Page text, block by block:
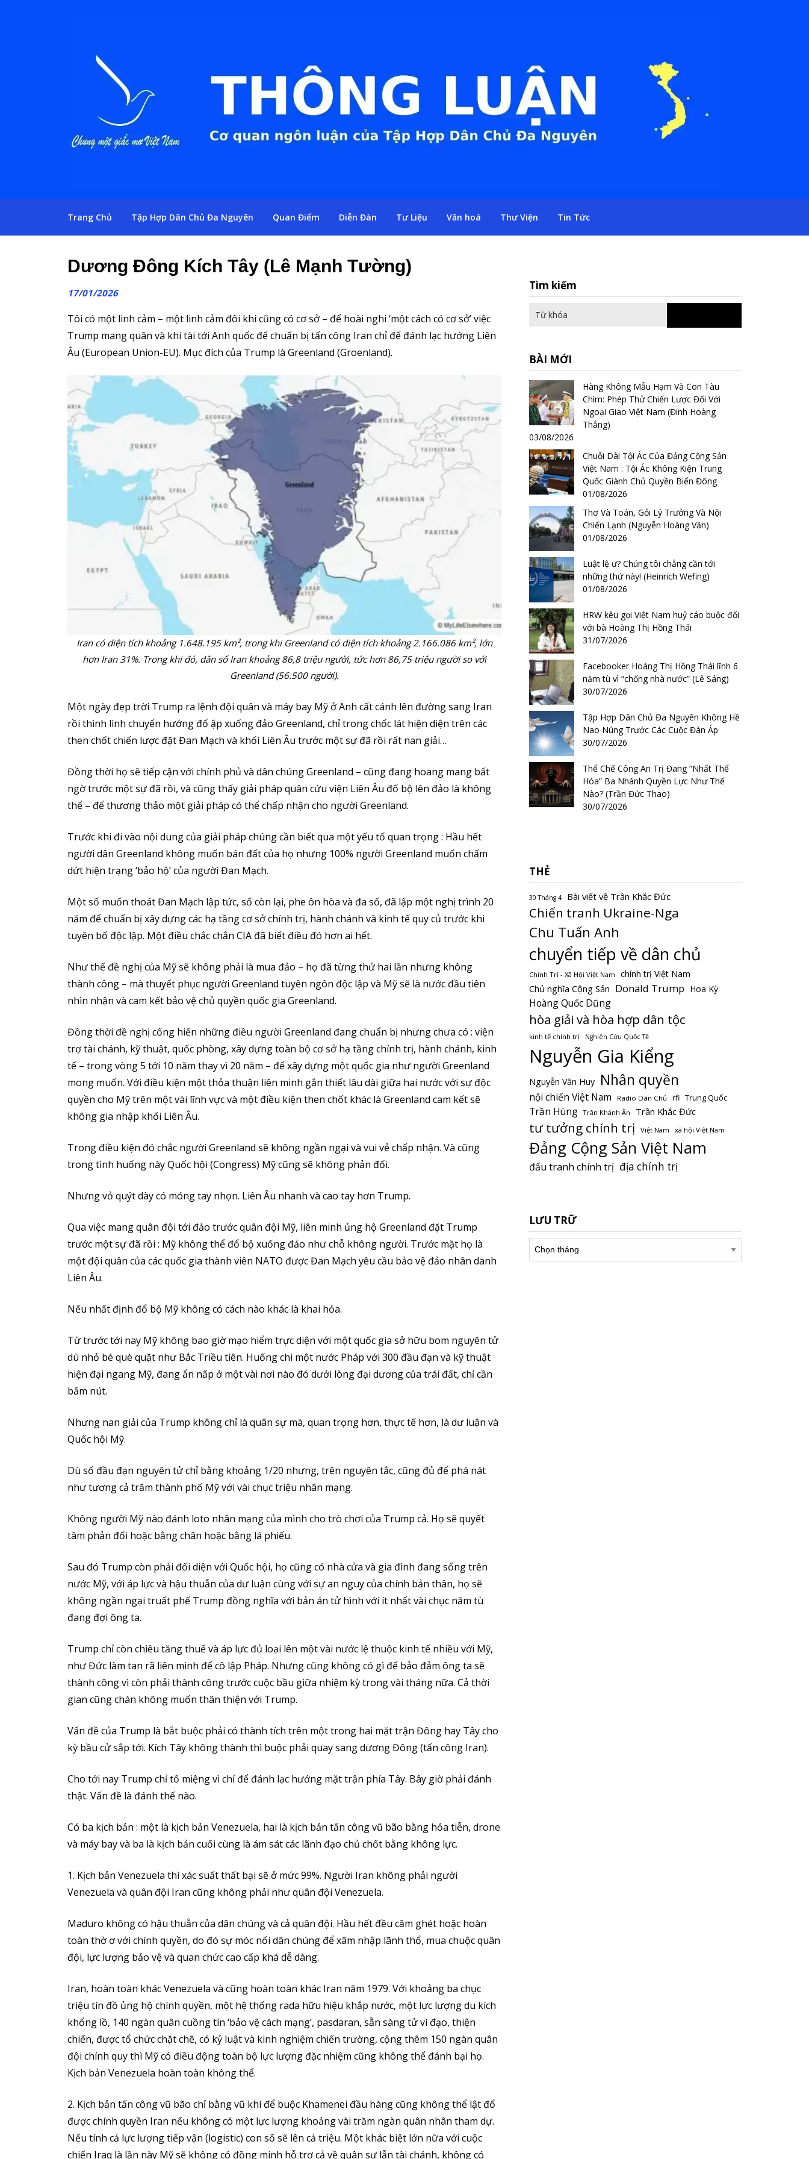
Trang Chủ Tập Hợp Dân Chủ Đa Nguyên Quan Điểm Diễn Đàn Tư Liệu Văn hoá Thư Viện Tin Tức
Dương Đông Kích Tây (Lê Mạnh Tường)
17/01/2026
Tôi có một linh cảm – một linh cảm đôi khi cũng có cơ sở – để hoài nghi ‘một cách có cơ sở’ việc
Trump mang quân và khí tài tới Anh quốc để chuẩn bị tấn công Iran chỉ để đánh lạc hướng Liên
Âu (European Union-EU). Mục đích của Trump là Greenland (Groenland).
Iran có diện tích khoảng 1.648.195 km², trong khi Greenland có diện tích khoảng 2.166.086 km², lớn
hơn Iran 31%. Trong khi đó, dân số Iran khoảng 86,8 triệu người, tức hơn 86,75 triệu người so với
Greenland (56.500 người).
Một ngày đẹp trời Trump ra lệnh đội quân và máy bay Mỹ ở Anh cất cánh lên đường sang Iran
rồi thình lình chuyển hướng đổ ập xuống đảo Greenland, chỉ trong chốc lát hiện diện trên các
then chốt chiến lược đặt Đan Mạch và khối Liên Âu trước một sự đã rồi rất nan giải…
Đồng thời họ sẽ tiếp cận với chính phủ và dân chúng Greenland – cũng đang hoang mang bất
ngờ trước một sự đã rồi, và cũng thấy giải pháp quân cứu viện Liên Âu đổ bộ lên đảo là không
thể – để thương thảo một giải pháp có thể chấp nhận cho người Greenland.
Trước khi đi vào nội dung của giải pháp chúng cần biết qua một yếu tố quan trọng : Hầu hết
người dân Greenland không muốn bán đất của họ nhưng 100% người Greenland muốn chấm
dứt hiện trạng ‘bảo hộ’ của người Đan Mạch.
Một số muốn thoát Đan Mạch lập tức, số còn lại, phe ôn hòa và đa số, đã lập một nghị trình 20
năm để chuẩn bị xây dựng các hạ tầng cơ sở chính trị, hành chánh và kinh tế quy củ trước khi
tuyên bố độc lập. Một điều chắc chắn CIA đã biết điều đó hơn ai hết.
Như thế đề nghị của Mỹ sẽ không phải là mua đảo – họ đã từng thử hai lần nhưng không
thành công – mà thuyết phục người Greenland tuyên ngôn độc lập và Mỹ sẽ là nước đầu tiên
nhìn nhận và cam kết bảo vệ chủ quyền quốc gia Greenland.
Đồng thời đề nghị cống hiến những điều người Greenland đang chuẩn bị nhưng chưa có : viện
trợ tài chánh, kỹ thuật, quốc phòng, xây dựng toàn bộ cơ sở hạ tầng chính trị, hành chánh, kinh
tế – trong vòng 5 tới 10 năm thay vì 20 năm – để xây dựng một quốc gia như người Greenland
mong muốn. Với điều kiện một thỏa thuận liên minh gắn thiết lâu dài giữa hai nước với sự độc
quyền cho Mỹ trên một vài lĩnh vực và một điều kiện then chốt khác là Greenland cam kết sẽ
không gia nhập khối Liên Âu.
Trong điều kiện đó chắc người Greenland sẽ không ngần ngại và vui vẻ chấp nhận. Và cũng
trong tình huống này Quốc hội (Congress) Mỹ cũng sẽ không phản đối.
Nhưng vỏ quýt dày có móng tay nhọn. Liên Âu nhanh và cao tay hơn Trump.
Qua việc mang quân đội tới đảo trước quân đội Mỹ, liên minh ủng hộ Greenland đặt Trump
trước một sự đã rồi : Mỹ không thể đổ bộ xuống đảo như chỗ không người. Trước mặt họ là
một đội quân của các quốc gia thành viên NATO được Đan Mạch yêu cầu bảo vệ đảo nhân danh
Liên Âu.
Nếu nhất định đổ bộ Mỹ không có cách nào khác là khai hỏa.
Từ trước tới nay Mỹ không bao giờ mạo hiểm trực diện với một quốc gia sở hữu bom nguyên tử
dù nhỏ bé què quặt như Bắc Triều tiên. Huống chi một nước Pháp với 300 đầu đạn và kỹ thuật
hiện đại ngang Mỹ, đang ẩn nấp ở một vài nơi nào đó dưới lòng đại dương của trái đất, chỉ cần
bấm nút.
Nhưng nan giải của Trump không chỉ là quân sự mà, quan trọng hơn, thực tế hơn, là dư luận và
Quốc hội Mỹ.
Dù số đầu đạn nguyên tử chỉ bằng khoảng 1/20 nhưng, trên nguyên tắc, cũng đủ để phá nát
như tương cả trăm thành phố Mỹ với vài chục triệu nhân mạng.
Không người Mỹ nào đánh loto nhân mạng của mình cho trò chơi của Trump cả. Họ sẽ quyết
tâm phản đối hoặc bằng chân hoặc bằng lá phiếu.
Sau đó Trump còn phải đối diện với Quốc hội, họ cũng có nhà cửa và gia đình đang sống trên
nước Mỹ, với áp lực và hậu thuẫn của dư luận cùng với sự an nguy của chính bản thân, họ sẽ
không ngần ngại truất phế Trump đồng nghĩa với bản án tử hình với ít nhất vài chục năm tù
đang đợi ông ta.
Trump chỉ còn chiêu tăng thuế và áp lực đủ loại lên một vài nước lệ thuộc kinh tế nhiều với Mỹ,
như Đức làm tan rã liên minh để cô lập Pháp. Nhưng cũng không có gì để bảo đảm ông ta sẽ
thành công vì còn phải thành công trước cuộc bầu giữa nhiệm kỳ trong vài tháng nữa. Cả thời
gian cũng chán không muốn thân thiện với Trump.
Vấn đề của Trump là bắt buộc phải có thành tích trên một trong hai mặt trận Đông hay Tây cho
kỳ bầu cử sắp tới. Kích Tây không thành thì buộc phải quay sang dương Đông (tấn công Iran).
Cho tới nay Trump chỉ tố miệng vì chỉ để đánh lạc hướng mặt trận phía Tây. Bây giờ phải đánh
thật. Vấn đề là đánh thế nào.
Có ba kịch bản : một là kịch bản Venezuela, hai là kịch bản tấn công vũ bão bằng hỏa tiễn, drone
và máy bay và ba là kịch bản cuối cùng là ám sát các lãnh đạo chủ chốt bằng không lực.
1. Kịch bản Venezuela thì xác suất thất bại sẽ ở mức 99%. Người Iran không phải người
Venezuela và quân đội Iran cũng không phải như quân đội Venezuela.
Maduro không có hậu thuẫn của dân chúng và cả quân đội. Hầu hết đều căm ghét hoặc hoàn
toàn thờ ơ với chính quyền, do đó sự móc nối dân chúng để xâm nhập lãnh thổ, mua chuộc quân
đội, lực lượng bảo vệ và quan chức cao cấp khá dễ dàng.
Iran, hoàn toàn khác Venezuela và cũng hoàn toàn khác Iran năm 1979. Với khoảng ba chục
triệu tín đồ ủng hộ chính quyền, một hệ thống rada hữu hiệu khắp nước, một lực lượng du kích
khổng lồ, 140 ngàn quân cuồng tín ‘bảo vệ cách mạng’, pasdaran, sẵn sàng tử vì đạo, thiện
chiến, được tổ chức chặt chẽ, có kỷ luật và kinh nghiệm chiến trường, cộng thêm 150 ngàn quân
đội chính quy thì Mỹ có điều động toàn bộ lực lượng đặc nhiệm cũng không thể đánh bại họ.
Kịch bản Venezuela hoàn toàn không thể.
2. Kịch bản tấn công vũ bão chỉ bằng vũ khí để buộc Khamenei đầu hàng cũng không thể lật đổ
được chính quyền Iran nếu không có một lực lượng khoảng vài trăm ngàn quân nhân tham dự.
Nếu tính cả lực lượng tiếp vận (logistic) con số sẽ lên cả triệu. Một khác biệt lớn nữa với cuộc
chiến Iraq là lần này Mỹ sẽ không có đồng minh hỗ trợ cả về quân sự lẫn tài chánh, không có
Tìm kiếm
for:
BÀI MỚI
Hàng Không Mẫu Hạm Và Con Tàu
Chìm: Phép Thử Chiến Lược Đối Với
Ngoại Giao Việt Nam (Đinh Hoàng
Thắng)
03/08/2026
Chuỗi Dài Tội Ác Của Đảng Cộng Sản
Việt Nam : Tội Ác Không Kiện Trung
Quốc Giành Chủ Quyền Biển Đông
01/08/2026
Thơ Và Toán, Gỏi Lý Trưởng Và Nội
Chiến Lạnh (Nguyễn Hoàng Văn)
01/08/2026
Luật lệ ư? Chúng tôi chẳng cần tới
những thứ này! (Heinrich Wefing)
01/08/2026
HRW kêu gọi Việt Nam huỷ cáo buộc đối
với bà Hoàng Thị Hồng Thái
31/07/2026
Facebooker Hoàng Thị Hồng Thái lĩnh 6
năm tù vì “chống nhà nước” (Lê Sáng)
30/07/2026
Tập Hợp Dân Chủ Đa Nguyên Không Hề
Nao Núng Trước Các Cuộc Đàn Áp
30/07/2026
Thể Chế Công An Trị Đang “Nhất Thể
Hóa” Ba Nhánh Quyền Lực Như Thế
Nào? (Trần Đức Thao)
30/07/2026
THẺ
30 Tháng 4 Bài viết về Trần Khắc Đức
Chiến tranh Ukraine-Nga
Chu Tuấn Anh
chuyển tiếp về dân chủ
Chính Trị - Xã Hội Việt Nam chính trị Việt Nam
Chủ nghĩa Cộng Sản Donald Trump Hoa Kỳ
Hoàng Quốc Dũng
hòa giải và hòa hợp dân tộc
kinh tế chính trị Nghiên Cứu Quốc Tế
Nguyễn Gia Kiểng
Nguyễn Văn Huy Nhân quyền
nội chiến Việt Nam Radio Dân Chủ rfi Trung Quốc
Trần Hùng Trần Khánh Ân Trần Khắc Đức
tư tưởng chính trị Việt Nam xã hội Việt Nam
Đảng Cộng Sản Việt Nam
đấu tranh chính trị địa chính trị
LƯU TRỮ
Lưu
trữ